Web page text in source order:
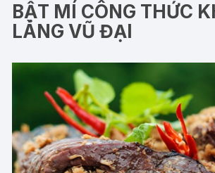
BẬT MÍ CÔNG THỨC
LÀNG VŨ ĐẠI